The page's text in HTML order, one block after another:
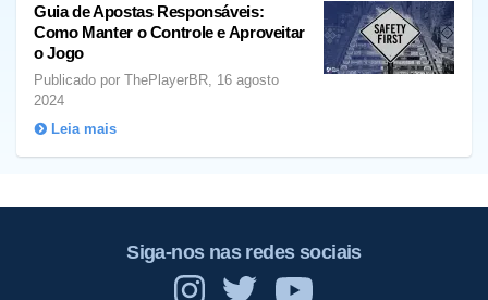
Guia de Apostas Responsáveis:
Como Manter o Controle e Aproveitar
o Jogo
Publicado por ThePlayerBR, 16 agosto
2024
Leia mais
Siga-nos nas redes sociais